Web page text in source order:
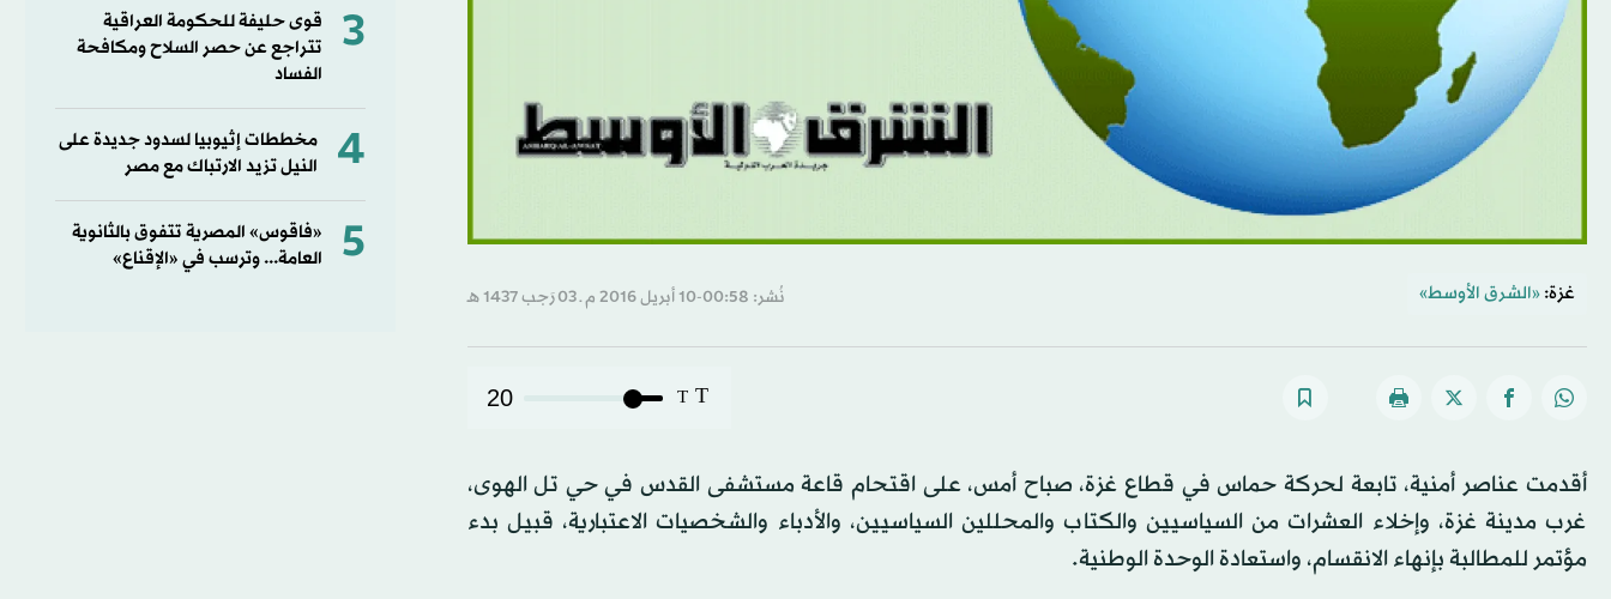
غزة: «الشرق الأوسط» نُشر: 00:58-10 أبريل 2016 م ـ 03 رَجب 1437 هـ
T
T
20
أقدمت عناصر أمنية، تابعة لحركة حماس في قطاع غزة، صباح أمس، على اقتحام قاعة مستشفى القدس في حي تل الهوى،
غرب مدينة غزة، وإخلاء العشرات من السياسيين والكتاب والمحللين السياسيين، والأدباء والشخصيات الاعتبارية، قبيل بدء
مؤتمر للمطالبة بإنهاء الانقسام، واستعادة الوحدة الوطنية.
3
قوى حليفة للحكومة العراقية
تتراجع عن حصر السلاح ومكافحة
الفساد
4
مخططات إثيوبيا لسدود جديدة على
النيل تزيد الارتباك مع مصر
5
«فاقوس» المصرية تتفوق بالثانوية
العامة... وترسب في «الإقناع»